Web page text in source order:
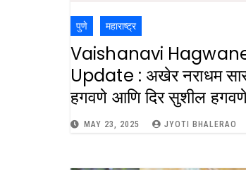
पुणे महाराष्ट्र
Vaishanavi
Update : अखेर नराधम
हगवणे आणि दिर सुशील
MAY 23, 2025 JYOTI BHALERAO